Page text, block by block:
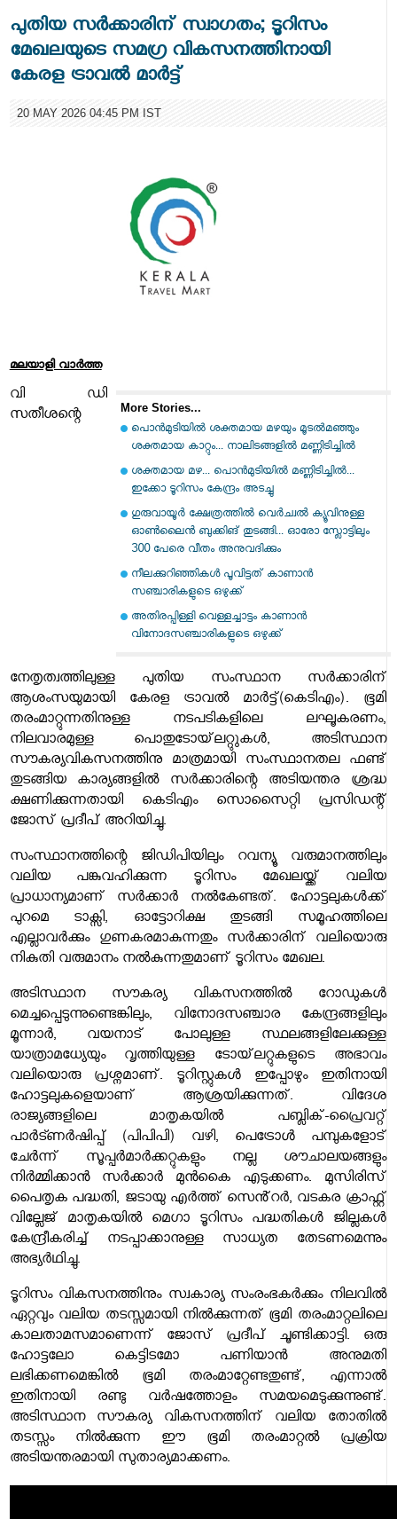
പുതിയ സർക്കാരിന് സ്വാഗതം; ടൂറിസം
മേഖലയുടെ സമഗ്ര വികസനത്തിനായി
കേരള ട്രാവൽ മാർട്ട്
20 MAY 2026 04:45 PM IST
മലയാളി വാര്‍ത്ത
More Stories...
പൊൻമുടിയിൽ ശക്തമായ മഴയും മൂടൽമഞ്ഞും
ശക്തമായ കാറ്റും... നാലിടങ്ങളിൽ മണ്ണിടിച്ചിൽ
ശക്തമായ മഴ... പൊൻമുടിയിൽ മണ്ണിടിച്ചിൽ...
ഇക്കോ ടൂറിസം കേന്ദ്രം അടച്ചു
ഗുരുവായൂര്‍ ക്ഷേത്രത്തില്‍ വെര്‍ച്വല്‍ ക്യൂവിനുള്ള
ഓണ്‍ലൈന്‍ ബുക്കിങ് തുടങ്ങി... ഓരോ സ്ലോട്ടിലും
300 പേരെ വീതം അനുവദിക്കും
നീലക്കുറിഞ്ഞികൾ പൂവിട്ടത് കാണാൻ
സഞ്ചാരികളുടെ ഒഴുക്ക്
അതിരപ്പിള്ളി വെള്ളച്ചാട്ടം കാണാൻ
വിനോദസഞ്ചാരികളുടെ ഒഴുക്ക്
വി ഡി
സതീശന്റെ
നേതൃത്വത്തിലുള്ള പുതിയ സംസ്ഥാന സർക്കാരിന്
ആശംസയുമായി കേരള ട്രാവല്‍ മാര്‍ട്ട്(കെടിഎം). ഭൂമി
തരംമാറ്റുന്നതിനുള്ള നടപടികളിലെ ലഘൂകരണം,
നിലവാരമുള്ള പൊതുടോയ്‌ലറ്റുുകള്‍, അടിസ്ഥാന
സൗകര്യവികസനത്തിനു മാത്രമായി സംസ്ഥാനതല ഫണ്ട്
തുടങ്ങിയ കാര്യങ്ങളില്‍ സര്‍ക്കാരിന്റെ അടിയന്തര ശ്രദ്ധ
ക്ഷണിക്കുന്നതായി കെടിഎം സൊസൈറ്റി പ്രസിഡന്റ്
ജോസ് പ്രദീപ് അറിയിച്ചു.
സംസ്ഥാനത്തിന്റെ ജിഡിപിയിലും റവന്യൂ വരുമാനത്തിലും
വലിയ പങ്കുവഹിക്കുന്ന ടൂറിസം മേഖലയ്ക്ക് വലിയ
പ്രാധാന്യമാണ് സർക്കാർ നൽകേണ്ടത്. ഹോട്ടലുകൾക്ക്
പുറമെ ടാക്സി, ഓട്ടോറിക്ഷ തുടങ്ങി സമൂഹത്തിലെ
എല്ലാവർക്കും ഗുണകരമാകുന്നതും സർക്കാരിന് വലിയൊരു
നികുതി വരുമാനം നൽകുന്നതുമാണ് ടൂറിസം മേഖല.
അടിസ്ഥാന സൗകര്യ വികസനത്തിൽ റോഡുകൾ
മെച്ചപ്പെടുന്നുണ്ടെങ്കിലും, വിനോദസഞ്ചാര കേന്ദ്രങ്ങളിലും
മൂന്നാർ, വയനാട് പോലുള്ള സ്ഥലങ്ങളിലേക്കുള്ള
യാത്രാമധ്യേയും വൃത്തിയുള്ള ടോയ്‌ലറ്റുകളുടെ അഭാവം
വലിയൊരു പ്രശ്നമാണ്. ടൂറിസ്റ്റുകൾ ഇപ്പോഴും ഇതിനായി
ഹോട്ടലുകളെയാണ് ആശ്രയിക്കുന്നത്. വിദേശ
രാജ്യങ്ങളിലെ മാതൃകയിൽ പബ്ലിക്-പ്രൈവറ്റ്
പാർട്ണർഷിപ്പ് (പിപിപി) വഴി, പെട്രോൾ പമ്പുകളോട്
ചേർന്ന് സൂപ്പർമാർക്കറ്റുകളും നല്ല ശൗചാലയങ്ങളും
നിർമ്മിക്കാൻ സർക്കാർ മുൻകൈ എടുക്കണം. മുസിരിസ്
പൈതൃക പദ്ധതി, ജടായു എര്‍ത്ത് സെൻ്റര്‍, വടകര ക്രാഫ്റ്റ്
വില്ലേജ് മാതൃകയില്‍ മെഗാ ടൂറിസം പദ്ധതികള്‍ ജില്ലകള്‍
കേന്ദ്രീകരിച്ച് നടപ്പാക്കാനുള്ള സാധ്യത തേടണമെന്നും
അഭ്യര്‍ഥിച്ചു.
ടൂറിസം വികസനത്തിനും സ്വകാര്യ സംരംഭകർക്കും നിലവിൽ
ഏറ്റവും വലിയ തടസ്സമായി നിൽക്കുന്നത് ഭൂമി തരംമാറ്റലിലെ
കാലതാമസമാണെന്ന് ജോസ് പ്രദീപ് ചൂണ്ടിക്കാട്ടി. ഒരു
ഹോട്ടലോ കെട്ടിടമോ പണിയാൻ അനുമതി
ലഭിക്കണമെങ്കിൽ ഭൂമി തരംമാറ്റേണ്ടതുണ്ട്, എന്നാൽ
ഇതിനായി രണ്ടു വർഷത്തോളം സമയമെടുക്കുന്നുണ്ട്.
അടിസ്ഥാന സൗകര്യ വികസനത്തിന് വലിയ തോതിൽ
തടസ്സം നിൽക്കുന്ന ഈ ഭൂമി തരംമാറ്റൽ പ്രക്രിയ
അടിയന്തരമായി സുതാര്യമാക്കണം.